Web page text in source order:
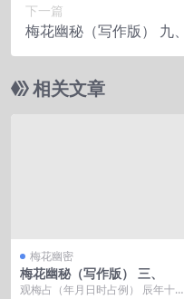
下一篇
梅花幽秘（写作版） 九、
相关文章
梅花幽密
梅花幽秘（写作版） 三、
观梅占（年月日时占例） 辰年十二